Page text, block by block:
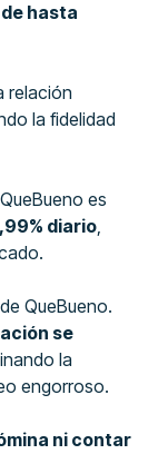
hasta
relación
la fidelidad
es
diario,
QueBueno.
se
la
engorroso.
ni contar